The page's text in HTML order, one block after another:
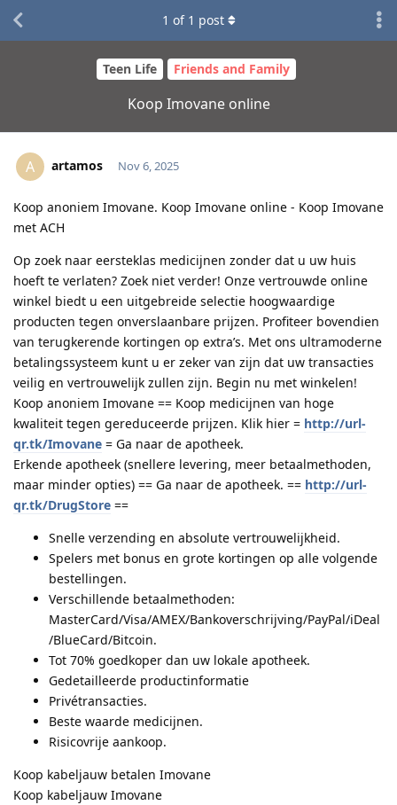
Teen Life Friends and Family
Koop Imovane online
1 of 1 post
A artamos Nov 6, 2025
Koop anoniem Imovane. Koop Imovane online - Koop Imovane
met ACH
Op zoek naar eersteklas medicijnen zonder dat u uw huis
hoeft te verlaten? Zoek niet verder! Onze vertrouwde online
winkel biedt u een uitgebreide selectie hoogwaardige
producten tegen onverslaanbare prijzen. Profiteer bovendien
van terugkerende kortingen op extra’s. Met ons ultramoderne
betalingssysteem kunt u er zeker van zijn dat uw transacties
veilig en vertrouwelijk zullen zijn. Begin nu met winkelen!
Koop anoniem Imovane == Koop medicijnen van hoge
kwaliteit tegen gereduceerde prijzen. Klik hier = http://url-
qr.tk/Imovane = Ga naar de apotheek.
Erkende apotheek (snellere levering, meer betaalmethoden,
maar minder opties) == Ga naar de apotheek. == http://url-
qr.tk/DrugStore ==
Snelle verzending en absolute vertrouwelijkheid.
Spelers met bonus en grote kortingen op alle volgende
bestellingen.
Verschillende betaalmethoden:
MasterCard/Visa/AMEX/Bankoverschrijving/PayPal/iDeal
/BlueCard/Bitcoin.
Tot 70% goedkoper dan uw lokale apotheek.
Gedetailleerde productinformatie
Privétransacties.
Beste waarde medicijnen.
Risicovrije aankoop.
Koop kabeljauw betalen Imovane
Koop kabeljauw Imovane